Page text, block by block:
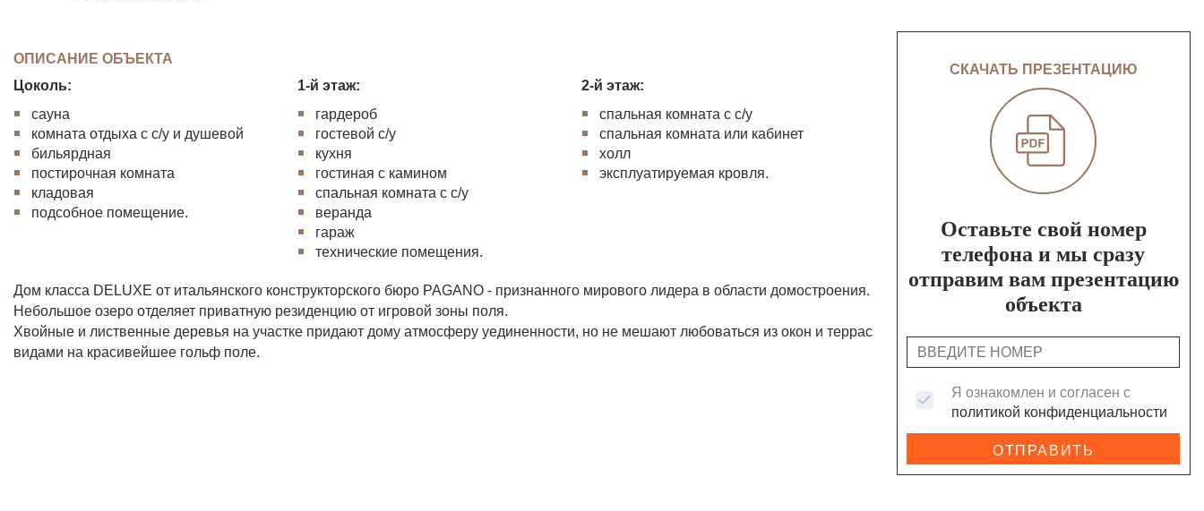
ОПИСАНИЕ ОБЪЕКТА
Цоколь:
сауна
комната отдыха с с/у и душевой
бильярдная
постирочная комната
кладовая
подсобное помещение.
1-й этаж:
гардероб
гостевой с/у
кухня
гостиная с камином
спальная комната с с/у
веранда
гараж
технические помещения.
2-й этаж:
спальная комната с с/у
спальная комната или кабинет
холл
эксплуатируемая кровля.
Дом класса DELUXE от итальянского конструкторского бюро PAGANO - признанного мирового лидера в области домостроения.
Небольшое озеро отделяет приватную резиденцию от игровой зоны поля.
Хвойные и лиственные деревья на участке придают дому атмосферу уединенности, но не мешают любоваться из окон и террас
видами на красивейшее гольф поле.
СКАЧАТЬ ПРЕЗЕНТАЦИЮ
Оставьте свой номер
телефона и мы сразу
отправим вам презентацию
объекта
Я ознакомлен и согласен с
политикой конфиденциальности
ОТПРАВИТЬ